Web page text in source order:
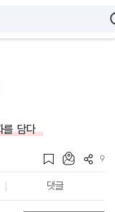
를 담다
9
댓글